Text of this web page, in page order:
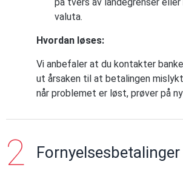
valuta.
Hvordan løses:
Vi anbefaler at du kontakter
ut årsaken til at betalingen
når problemet er løst, prøver på
Fornyelsesbetalinger